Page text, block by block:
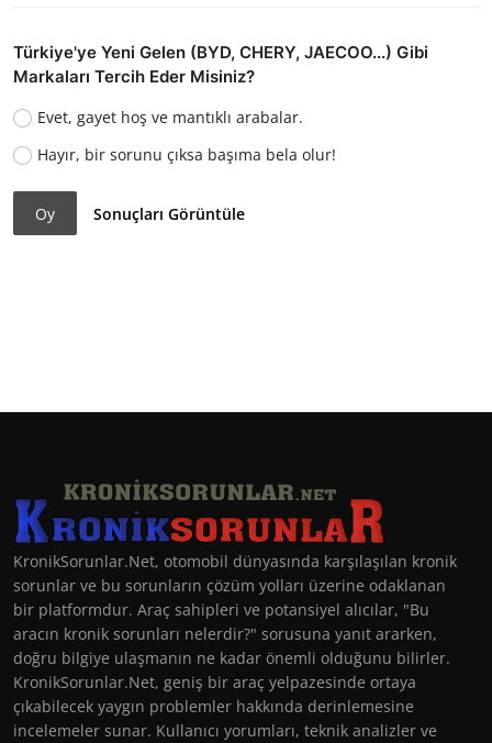
Türkiye'ye Yeni Gelen (BYD, CHERY, JAECOO...) Gibi
Markaları Tercih Eder Misiniz?
Evet, gayet hoş ve mantıklı arabalar.
Hayır, bir sorunu çıksa başıma bela olur!
Oy Sonuçları Görüntüle
KronikSorunlar.Net, otomobil dünyasında karşılaşılan kronik
sorunlar ve bu sorunların çözüm yolları üzerine odaklanan
bir platformdur. Araç sahipleri ve potansiyel alıcılar, "Bu
aracın kronik sorunları nelerdir?" sorusuna yanıt ararken,
doğru bilgiye ulaşmanın ne kadar önemli olduğunu bilirler.
KronikSorunlar.Net, geniş bir araç yelpazesinde ortaya
çıkabilecek yaygın problemler hakkında derinlemesine
incelemeler sunar. Kullanıcı yorumları, teknik analizler ve